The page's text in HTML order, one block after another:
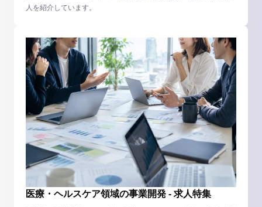
人を紹介しています。
医療・ヘルスケア領域の事業開発 - 求人特集